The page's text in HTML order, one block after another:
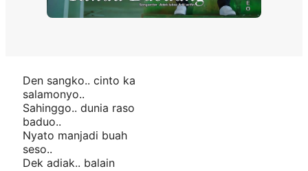
Den sangko.. cinto ka
salamonyo..
Sahinggo.. dunia raso
baduo..
Nyato manjadi buah
seso..
Dek adiak.. balain